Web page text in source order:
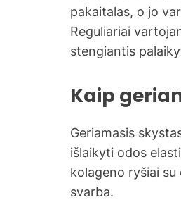
pakaitalas, o jo
Reguliariai
stengiantis
Kaip
Geriamasis
išlaikyti odos
kolageno ryšiai
svarba.